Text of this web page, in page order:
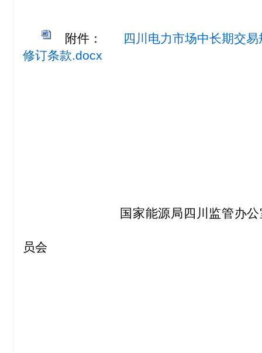
附件：
四川电力市场中长期交
修订条款.docx
国家能源局四川监管办公
员会